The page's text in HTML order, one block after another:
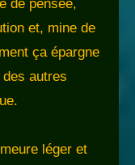
de pensée,
et, mine de
ça épargne
des autres
léger et